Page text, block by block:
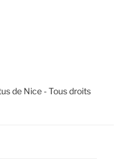
de Nice - Tous droits